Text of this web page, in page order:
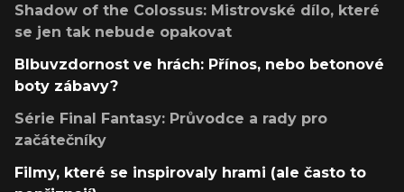
Shadow of the Colossus: Mistrovské dílo, které
se jen tak nebude opakovat
Blbuvzdornost ve hrách: Přínos, nebo betonové
boty zábavy?
Série Final Fantasy: Průvodce a rady pro
začátečníky
Filmy, které se inspirovaly hrami (ale často to